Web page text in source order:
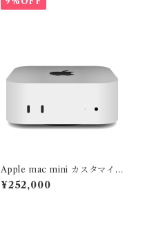
Apple mac mini カスタマイ
ズ M4(10コアCPU/10コアG
PU) メモリ32GB SSD 256T
¥252,000